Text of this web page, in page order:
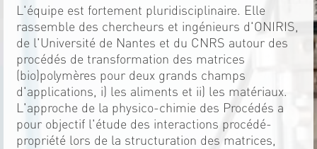
L'équipe est fortement pluridisciplinaire. Elle
rassemble des chercheurs et ingénieurs d'ONIRIS,
de l'Université de Nantes et du CNRS autour des
procédés de transformation des matrices
(bio)polymères pour deux grands champs
d'applications, i) les aliments et ii) les matériaux.
L'approche de la physico-chimie des Procédés a
pour objectif l'étude des interactions procédé-
propriété lors de la structuration des matrices,